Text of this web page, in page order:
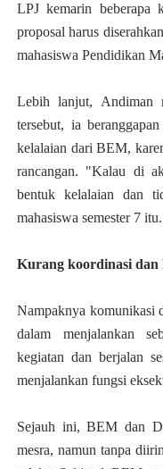
LPJ kemarin beberapa
proposal harus
mahasiswa Pendidikan
Lebih lanjut, Andiman
tersebut, ia
kelalaian dari BEM,
rancangan. "Kalau di
bentuk kelalaian dan
mahasiswa semester 7 itu.
Kurang koordinasi dan
Nampaknya komunikasi
dalam menjalankan
kegiatan dan berjalan
menjalankan fungsi
Sejauh ini, BEM dan
mesra, namun tanpa